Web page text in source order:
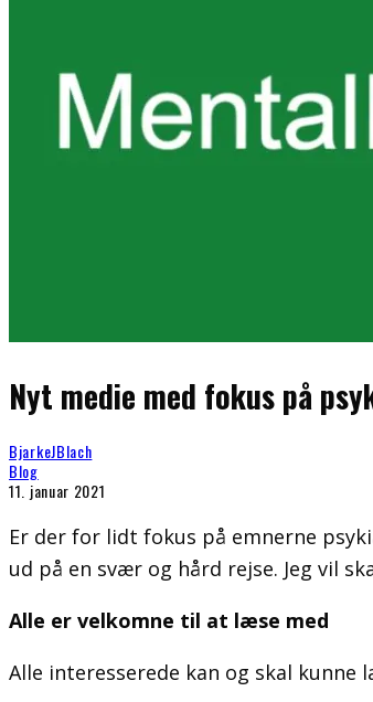
Nyt medie med fokus på
BjarkeJBlach
Blog
11. januar 2021
Er der for lidt fokus på emnerne
ud på en svær og hård rejse. Jeg vil
Alle er velkomne til at læse med
Alle interesserede kan og skal